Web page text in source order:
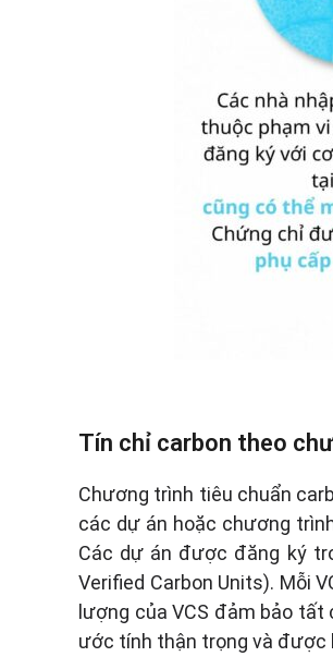
Tín chỉ carbon theo
Chương trình tiêu chuẩn
các dự án hoặc chương
Các dự án được đăng ký
Verified Carbon Units). Mỗi
lượng của VCS đảm bảo
ước tính thận trọng và được